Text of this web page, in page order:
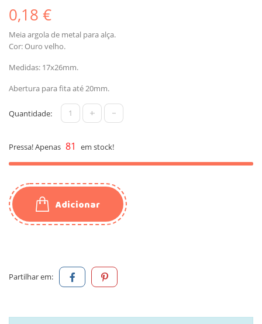
0,18 €
Meia argola de metal para alça.
Cor: Ouro velho.
Medidas: 17x26mm.
Abertura para fita até 20mm.
Quantidade: + -
Pressa! Apenas 81 em stock!
Adicionar
Partilhar em: